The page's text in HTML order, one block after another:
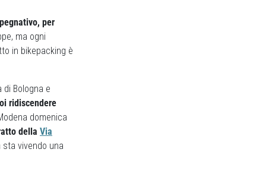
per
ma ogni
in bikepacking è
Bologna e
ridiscendere
domenica
della Via
sta vivendo una